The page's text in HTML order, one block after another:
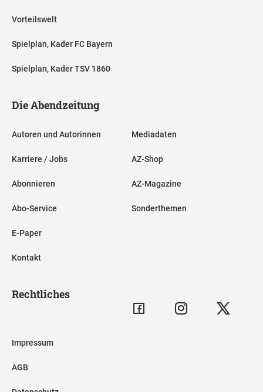
Vorteilswelt
Spielplan, Kader FC Bayern
Spielplan, Kader TSV 1860
Die Abendzeitung
Autoren und Autorinnen
Karriere / Jobs
Abonnieren
Abo-Service
E-Paper
Kontakt
Mediadaten
AZ-Shop
AZ-Magazine
Sonderthemen
Rechtliches
Impressum
AGB